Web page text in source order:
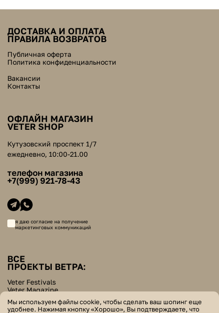
ДОСТАВКА И ОПЛАТА
ПРАВИЛА ВОЗВРАТОВ
Публичная оферта
Политика конфиденциальности
Вакансии
Контакты
ОФЛАЙН МАГАЗИН
VETER SHOP
Кутузовский проспект 1/7
ежедневно, 10:00-21.00
телефон магазина
+7(999) 921-78-43
я даю согласие на получение
маркетинговых коммуникаций
ВСЕ
ПРОЕКТЫ ВЕТРА:
Veter Festivals
Veter Magazine
Helpers Bazar
Мы используем файлы cookie, чтобы сделать ваш шопинг еще
удобнее. Нажимая кнопку «Хорошо», Вы подтверждаете, что